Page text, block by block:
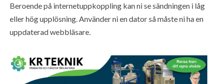
Beroende på internetuppkoppling kan ni se sändningen i låg
eller hög upplösning. Använder ni en dator så måste ni ha en
uppdaterad webbläsare.